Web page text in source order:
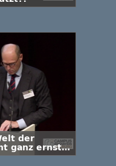
der
ganz ernste